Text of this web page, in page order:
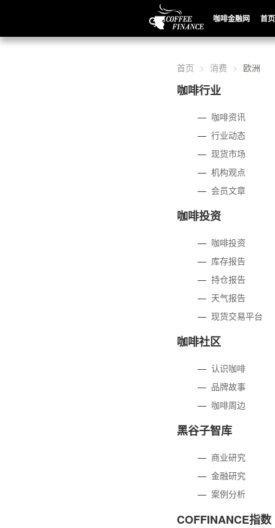
咖啡金融网 首页
首页 消费 欧洲
咖啡行业
— 咖啡资讯
—行业动态
—现货市场
—机构观点
—会员文章
咖啡投资
— 咖啡投资
— 库存报告
—持仓报告
— 天气报告
—现货交易平台
咖啡社区
—认识咖啡
— 品牌故事
— 咖啡周边
黑谷子智库
— 商业研究
—金融研究
—案例分析
COFFINANCE指数